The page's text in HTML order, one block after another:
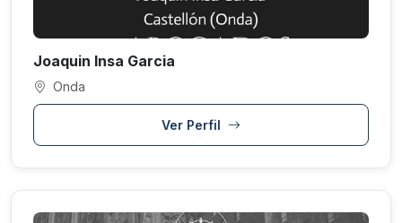
Joaquin Insa Garcia
Onda
Ver Perfil